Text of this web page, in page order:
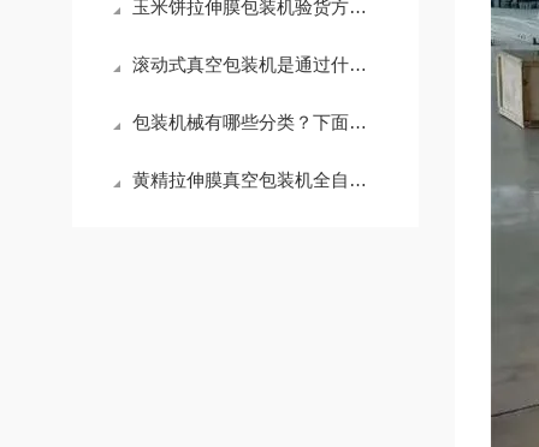
玉米饼拉伸膜包装机验货方法与标准
滚动式真空包装机是通过什么方法来达到提高生产效率
包装机械有哪些分类？下面分类介绍
黄精拉伸膜真空包装机全自动运行流程